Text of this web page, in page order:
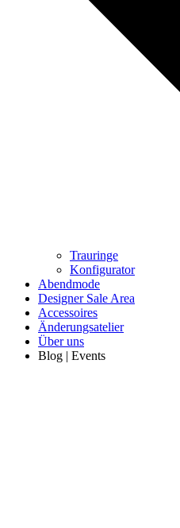
Trauringe
Konfigurator
Abendmode
Designer Sale Area
Accessoires
Änderungsatelier
Über uns
Blog | Events